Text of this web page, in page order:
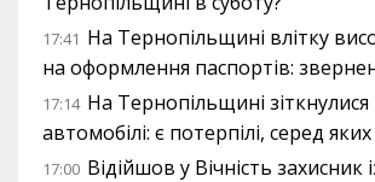
17:41 На Тернопільщині влітку
на оформлення паспортів:
17:14 На Тернопільщині зіткнулися
автомобілі: є потерпілі, серед
17:00 Відійшов у Вічність захисник